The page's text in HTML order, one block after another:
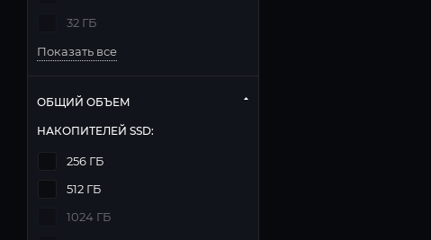
32 ГБ
Показать все
ОБЩИЙ ОБЪЕМ
НАКОПИТЕЛЕЙ SSD:
256 ГБ
512 ГБ
1024 ГБ